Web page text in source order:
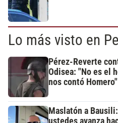
Lo más visto en
Pérez-Reverte
Odisea: "No es el
nos contó Homero"
Maslatón a